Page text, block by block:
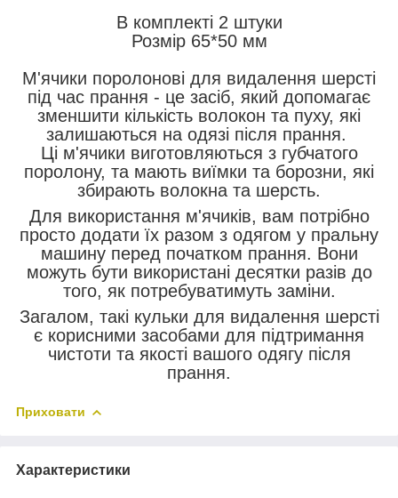
В комплекті 2 штуки
Розмір 65*50 мм
М'ячики поролонові для видалення шерсті
під час прання - це засіб, який допомагає
зменшити кількість волокон та пуху, які
залишаються на одязі після прання.
Ці м'ячики виготовляються з губчатого
поролону, та мають виїмки та борозни, які
збирають волокна та шерсть.
Для використання м'ячиків, вам потрібно
просто додати їх разом з одягом у пральну
машину перед початком прання. Вони
можуть бути використані десятки разів до
того, як потребуватимуть заміни.
Загалом, такі кульки для видалення шерсті
є корисними засобами для підтримання
чистоти та якості вашого одягу після
прання.
Приховати
Характеристики